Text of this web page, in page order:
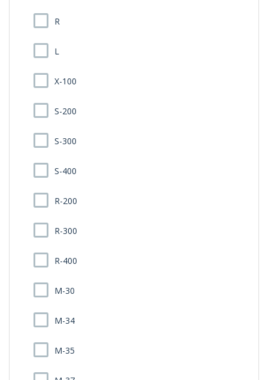
R
L
X-100
S-200
S-300
S-400
R-200
R-300
R-400
M-30
M-34
M-35